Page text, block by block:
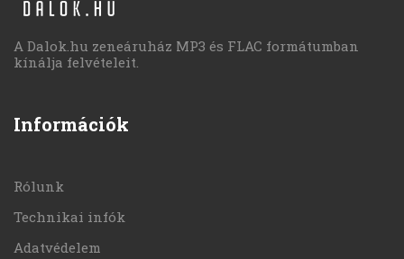
A Dalok.hu zeneáruház MP3 és FLAC formátumban
kínálja felvételeit.
Információk
Rólunk
Technikai infók
Adatvédelem